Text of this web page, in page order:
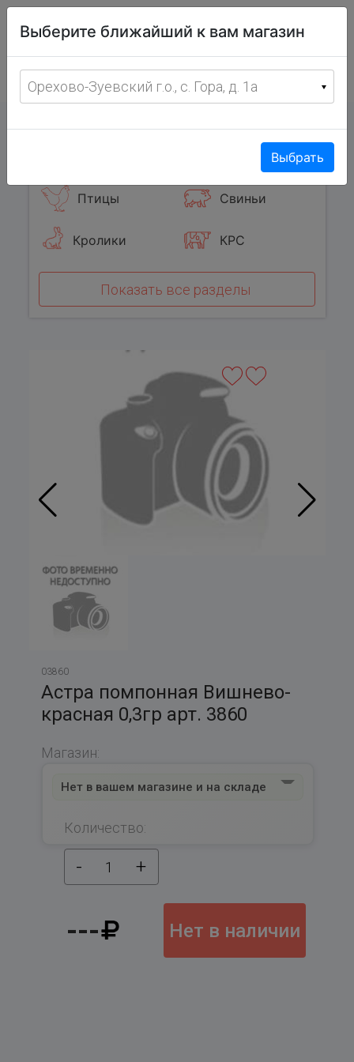
фермерских
товаров
с 8:00 до 19:00 ежедневно
Птицы Свиньи
Кролики КРС
Показать все разделы
03860
Астра помпонная Вишнево-
красная 0,3гр арт. 3860
Магазин:
Нет в вашем магазине и на складе
Количество:
- 1 +
--- Нет в наличии
Выберите ближайший к вам магазин
Орехово-Зуевский г.о., с. Гора, д. 1а
Выбрать